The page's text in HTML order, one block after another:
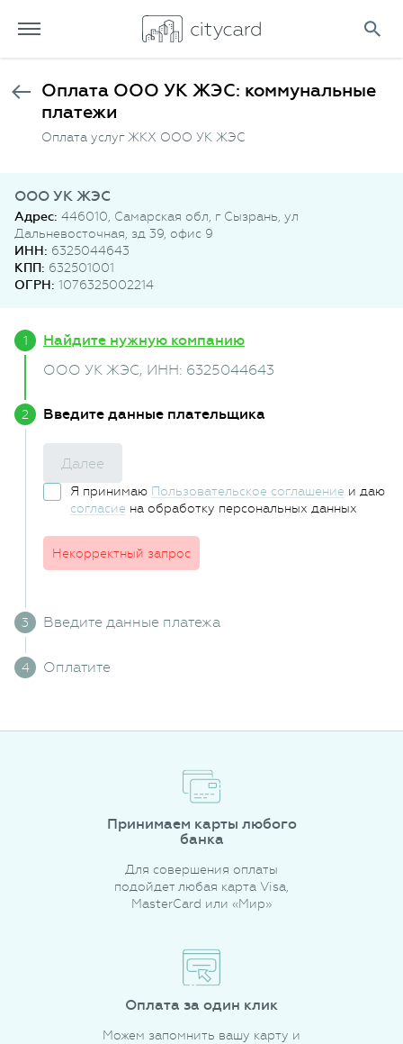
Оплата ООО УК ЖЭС: коммунальные
платежи
Оплата услуг ЖКХ ООО УК ЖЭС
ООО УК ЖЭС
Адрес: 446010, Самарская обл, г Сызрань, ул
Дальневосточная, зд 39, офис 9
ИНН: 6325044643
КПП: 632501001
ОГРН: 1076325002214
Найдите нужную компанию
ООО УК ЖЭС, ИНН: 6325044643
Введите данные плательщика
Далее
Я принимаю Пользовательское соглашение и даю
согласие на обработку персональных данных
Некорректный запрос
Введите данные платежа
Оплатите
Принимаем карты любого
банка
Для совершения оплаты
подойдет любая карта Visa,
MasterCard или «Мир»
Оплата за один клик
Можем запомнить вашу карту и